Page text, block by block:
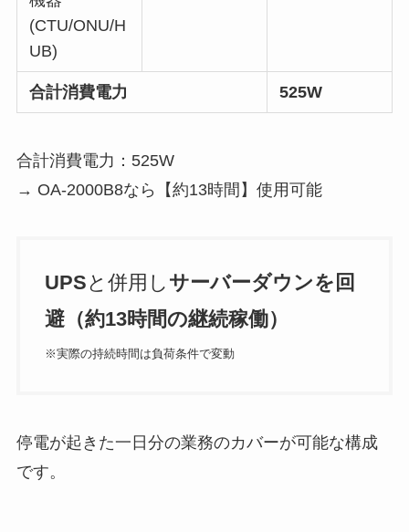
(CTU/ONU/H
UB)
合計消費電力 525W
合計消費電力：525W
→ OA-2000B8なら【約13時間】使用可能
UPSと併用し サーバーダウンを回
避（約13時間の継続稼働）
※実際の持続時間は負荷条件で変動
停電が起きた一日分の業務のカバーが可能な構成
です。